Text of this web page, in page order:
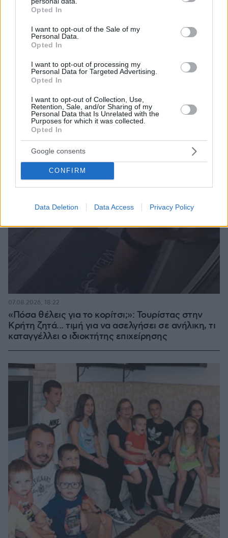
grant or deny consent to Google and its third-party tags to
use your data for below specified purposes in below Google
consent section.
Opted In
I want to opt-out of the Sale of my
Personal Data.
Opted In
I want to opt-out of processing my
Personal Data for Targeted Advertising.
Opted In
I want to opt-out of Collection, Use,
Retention, Sale, and/or Sharing of my
Personal Data that Is Unrelated with the
Purposes for which it was collected.
Opted In
Google consents
CONFIRM
Data Deletion Data Access Privacy Policy
ΤΑ ΠΙΟ ΔΗΜΟΦΙΛΗ
«Πόσα θέλεις για το κορίτσι;»: Τουρίστας στην
Κρήτη ζητά... τιμή για να ασελγήσει σε ανήλικη, τι
καταγγέλλει ο ιδιοκτήτης επιχείρησης
07.08.2026, 18:22